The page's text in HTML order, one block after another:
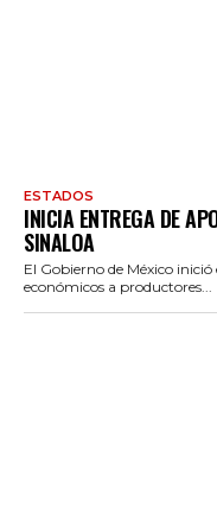
ESTADOS
INICIA ENTREGA DE
SINALOA
El Gobierno de México
económicos a productores...